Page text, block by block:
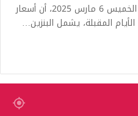
قالت وسائل الإعلام التركية، اليوم الخميس 6 مارس 2025، أن أسعار
المقبلة، يشمل البنزين…